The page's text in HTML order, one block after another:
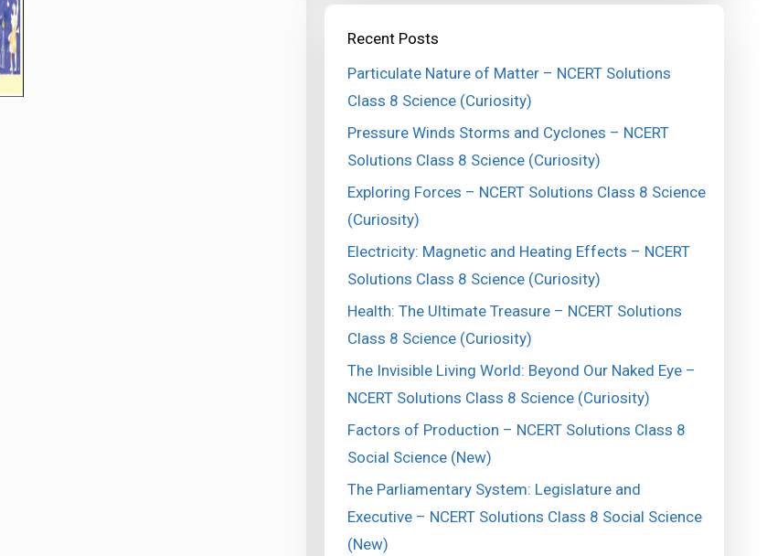
Recent Posts
Particulate Nature of Matter – NCERT Solutions
Class 8 Science (Curiosity)
Pressure Winds Storms and Cyclones – NCERT
Solutions Class 8 Science (Curiosity)
Exploring Forces – NCERT Solutions Class 8 Science
(Curiosity)
Electricity: Magnetic and Heating Effects – NCERT
Solutions Class 8 Science (Curiosity)
Health: The Ultimate Treasure – NCERT Solutions
Class 8 Science (Curiosity)
The Invisible Living World: Beyond Our Naked Eye –
NCERT Solutions Class 8 Science (Curiosity)
Factors of Production – NCERT Solutions Class 8
Social Science (New)
The Parliamentary System: Legislature and
Executive – NCERT Solutions Class 8 Social Science
(New)